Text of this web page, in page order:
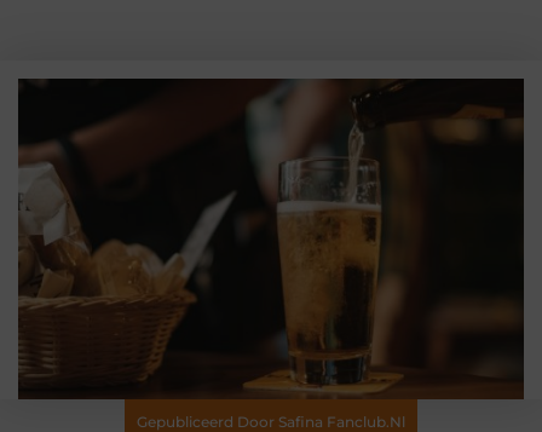
Gepubliceerd Door Safina Fanclub.nl